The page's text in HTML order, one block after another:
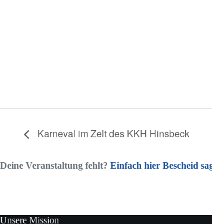
Karneval im Zelt des KKH Hinsbeck
Deine Veranstaltung fehlt? Einfach hier Bescheid
Unsere Mission